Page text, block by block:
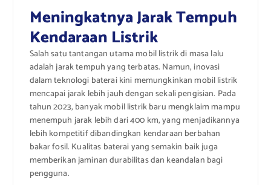
Meningkatnya Jarak Tempuh
Kendaraan Listrik
Salah satu tantangan utama mobil listrik di masa lalu
adalah jarak tempuh yang terbatas. Namun, inovasi
dalam teknologi baterai kini memungkinkan mobil listrik
mencapai jarak lebih jauh dengan sekali pengisian. Pada
tahun 2023, banyak mobil listrik baru mengklaim mampu
menempuh jarak lebih dari 400 km, yang menjadikannya
lebih kompetitif dibandingkan kendaraan berbahan
bakar fosil. Kualitas baterai yang semakin baik juga
memberikan jaminan durabilitas dan keandalan bagi
pengguna.